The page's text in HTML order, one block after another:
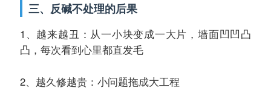
三、反碱不处理的后果
1、越来越丑：从一小块变成一大片，墙面凹凹凸
凸，每次看到心里都直发毛
2、越久修越贵：小问题拖成大工程